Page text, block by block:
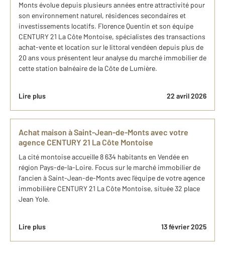
Monts évolue depuis plusieurs années entre attractivité pour
son environnement naturel, résidences secondaires et
investissements locatifs. Florence Quentin et son équipe
CENTURY 21 La Côte Montoise, spécialistes des transactions
achat-vente et location sur le littoral vendéen depuis plus de
20 ans vous présentent leur analyse du marché immobilier de
cette station balnéaire de la Côte de Lumière.
Lire plus 22 avril 2026
Achat maison à Saint-Jean-de-Monts avec votre
agence CENTURY 21 La Côte Montoise
La cité montoise accueille 8 634 habitants en Vendée en
région Pays-de-la-Loire. Focus sur le marché immobilier de
l’ancien à Saint-Jean-de-Monts avec l’équipe de votre agence
immobilière CENTURY 21 La Côte Montoise, située 32 place
Jean Yole.
Lire plus 13 février 2025